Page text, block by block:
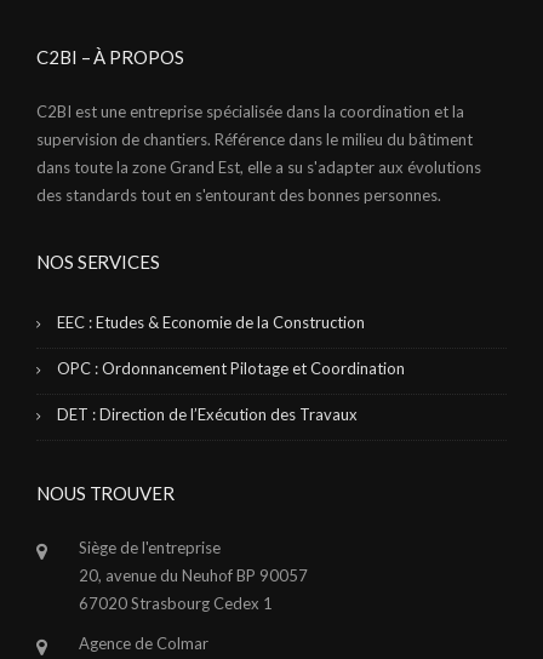
C2BI – À PROPOS
C2BI est une entreprise spécialisée dans la coordination et la
supervision de chantiers. Référence dans le milieu du bâtiment
dans toute la zone Grand Est, elle a su s'adapter aux évolutions
des standards tout en s'entourant des bonnes personnes.
NOS SERVICES
EEC : Etudes & Economie de la Construction
OPC : Ordonnancement Pilotage et Coordination
DET : Direction de l’Exécution des Travaux
NOUS TROUVER
Siège de l'entreprise
20, avenue du Neuhof BP 90057
67020 Strasbourg Cedex 1
Agence de Colmar